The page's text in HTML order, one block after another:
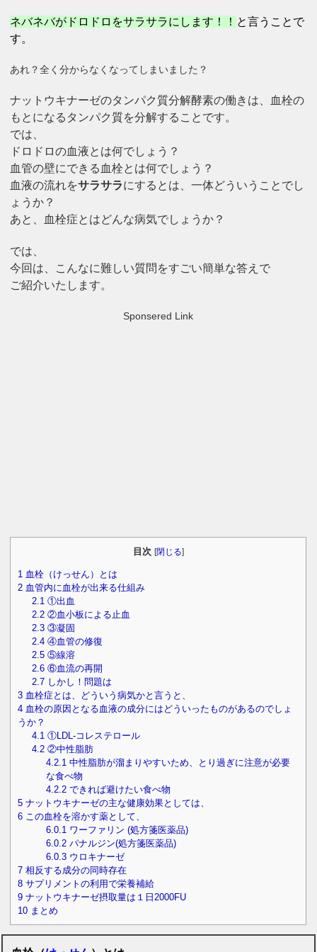
ネバネバがドロドロをサラサラにします！！ と言うことで
す。
あれ？全く分からなくなってしまいました？
ナットウキナーゼのタンパク質分解酵素の働きは、血栓の
もとになるタンパク質を分解することです。
では、
ドロドロの血液とは何でしょう？
血管の壁にできる血栓とは何でしょう？
血液の流れをサラサラにするとは、一体どういうことでし
ょうか？
あと、血栓症とはどんな病気でしょうか？
では、
今回は、こんなに難しい質問をすごい簡単な答えで
ご紹介いたします。
Sponsered Link
目次 [閉じる]
1 血栓（けっせん）とは
2 血管内に血栓が出来る仕組み
2.1 ①出血
2.2 ②血小板による止血
2.3 ③凝固
2.4 ④血管の修復
2.5 ⑤線溶
2.6 ⑥血流の再開
2.7 しかし！問題は
3 血栓症とは、どういう病気かと言うと、
4 血栓の原因となる血液の成分にはどういったものがあるのでしょ
うか？
4.1 ①LDL-コレステロール
4.2 ②中性脂肪
4.2.1 中性脂肪が溜まりやすいため、とり過ぎに注意が必要
な食べ物
4.2.2 できれば避けたい食べ物
5 ナットウキナーゼの主な健康効果としては、
6 この血栓を溶かす薬として、
6.0.1 ワーファリン (処方箋医薬品)
6.0.2 パナルジン(処方箋医薬品)
6.0.3 ウロキナーゼ
7 相反する成分の同時存在
8 サプリメントの利用で栄養補給
9 ナットウキナーゼ摂取量は１日2000FU
10 まとめ